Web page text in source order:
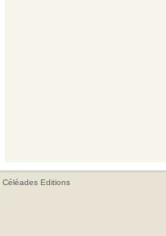
Céléades Editions